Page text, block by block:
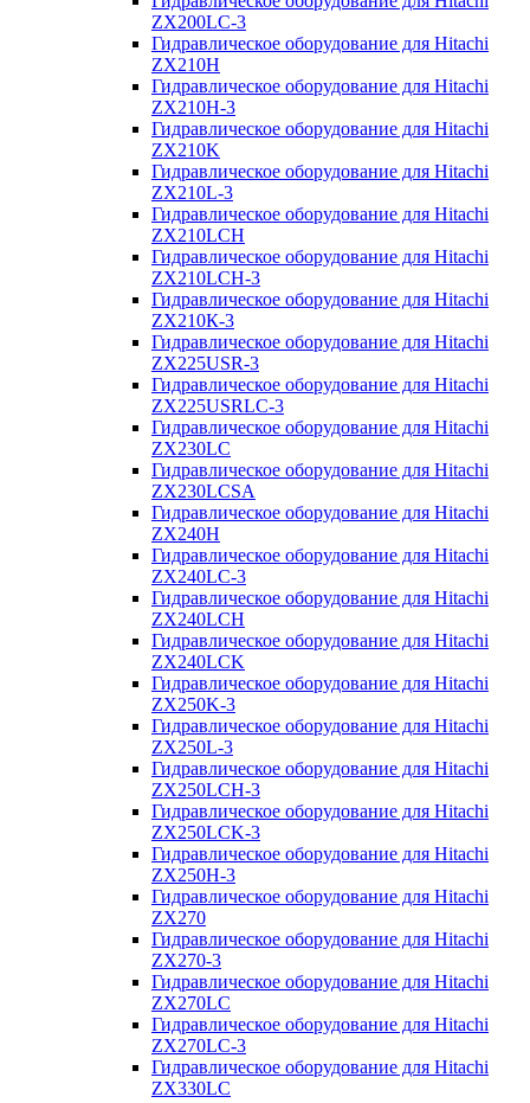
ZX200LC-3
Гидравлическое оборудование для Hitachi
ZX210H
Гидравлическое оборудование для Hitachi
ZX210H-3
Гидравлическое оборудование для Hitachi
ZX210K
Гидравлическое оборудование для Hitachi
ZX210L-3
Гидравлическое оборудование для Hitachi
ZX210LCH
Гидравлическое оборудование для Hitachi
ZX210LCH-3
Гидравлическое оборудование для Hitachi
ZX210К-3
Гидравлическое оборудование для Hitachi
ZX225USR-3
Гидравлическое оборудование для Hitachi
ZX225USRLC-3
Гидравлическое оборудование для Hitachi
ZX230LC
Гидравлическое оборудование для Hitachi
ZX230LCSA
Гидравлическое оборудование для Hitachi
ZX240H
Гидравлическое оборудование для Hitachi
ZX240LC-3
Гидравлическое оборудование для Hitachi
ZX240LCH
Гидравлическое оборудование для Hitachi
ZX240LCK
Гидравлическое оборудование для Hitachi
ZX250K-3
Гидравлическое оборудование для Hitachi
ZX250L-3
Гидравлическое оборудование для Hitachi
ZX250LCH-3
Гидравлическое оборудование для Hitachi
ZX250LCK-3
Гидравлическое оборудование для Hitachi
ZX250Н-3
Гидравлическое оборудование для Hitachi
ZX270
Гидравлическое оборудование для Hitachi
ZX270-3
Гидравлическое оборудование для Hitachi
ZX270LC
Гидравлическое оборудование для Hitachi
ZX270LC-3
Гидравлическое оборудование для Hitachi
ZX330LC